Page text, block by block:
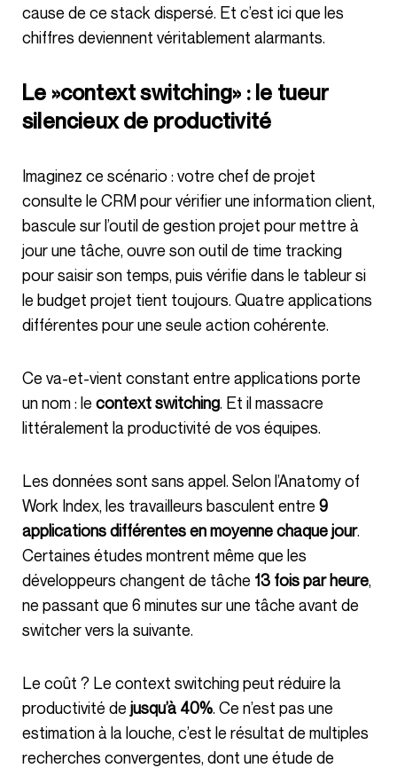
cause de ce stack dispersé. Et c’est ici que les
chiffres deviennent véritablement alarmants.
Le »context switching» : le tueur
silencieux de productivité
Imaginez ce scénario : votre chef de projet
consulte le CRM pour vérifier une information client,
bascule sur l’outil de gestion projet pour mettre à
jour une tâche, ouvre son outil de time tracking
pour saisir son temps, puis vérifie dans le tableur si
le budget projet tient toujours. Quatre applications
différentes pour une seule action cohérente.
Ce va-et-vient constant entre applications porte
un nom : le context switching. Et il massacre
littéralement la productivité de vos équipes.
Les données sont sans appel. Selon l’Anatomy of
Work Index, les travailleurs basculent entre 9
applications différentes en moyenne chaque jour.
Certaines études montrent même que les
développeurs changent de tâche 13 fois par heure,
ne passant que 6 minutes sur une tâche avant de
switcher vers la suivante.
Le coût ? Le context switching peut réduire la
productivité de jusqu’à 40%. Ce n’est pas une
estimation à la louche, c’est le résultat de multiples
recherches convergentes, dont une étude de